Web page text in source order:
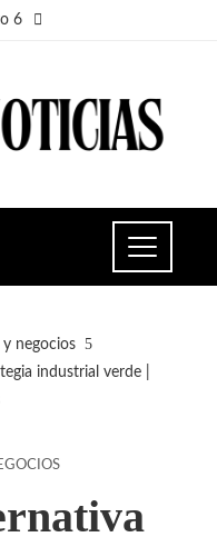
6
y negocios
industrial verde |